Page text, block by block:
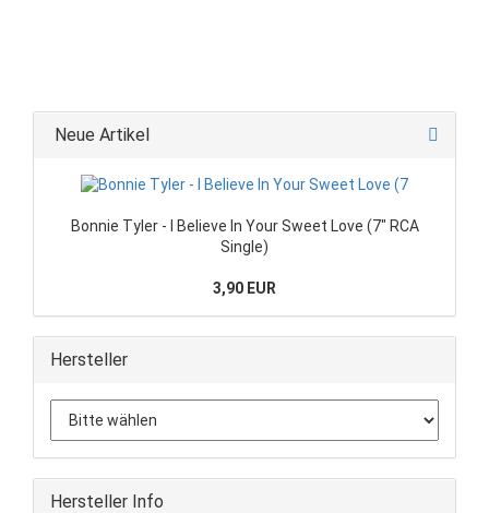
Neue Artikel
Bonnie Tyler - I Believe In Your Sweet Love (7" RCA
Single)
3,90 EUR
Hersteller
Hersteller Info